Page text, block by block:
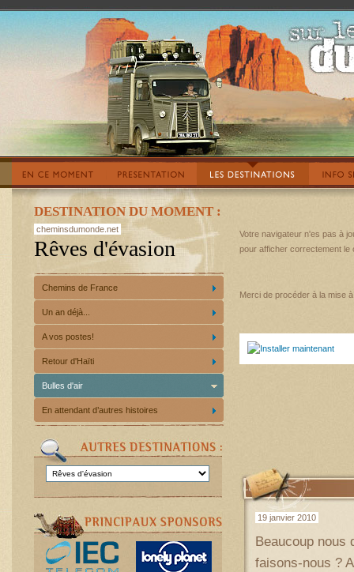
DESTINATION DU MOMENT :
cheminsdumonde.net
Rêves d'évasion
Chemins de France
Un an déjà...
A vos postes!
Retour d'Haïti
Bulles d'air
En attendant d’autres histoires
Votre navigateur n'es pas à
pour afficher correctement le
Merci de procéder à la mise
19 janvier 2010
Beaucoup nous
faisons-nous ?